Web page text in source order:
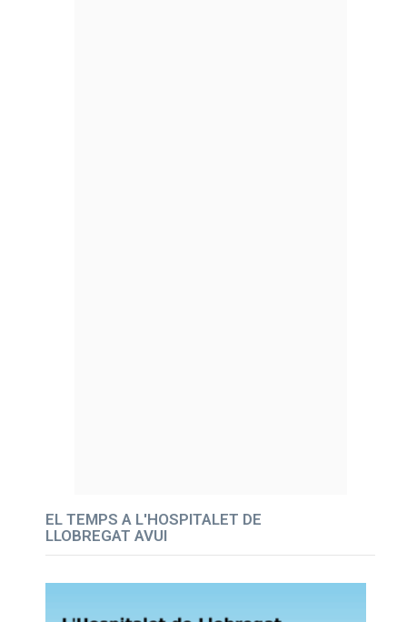
EL TEMPS A L'HOSPITALET DE
LLOBREGAT AVUI